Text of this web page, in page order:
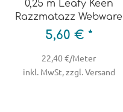
0,25 m Leafy Keen
Razzmatazz Webware
5,60 € *
22,40 €/Meter
inkl. MwSt, zzgl. Versand